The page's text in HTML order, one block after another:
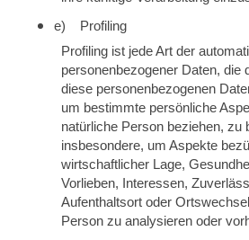
e) Profiling
Profiling ist jede Art der
personenbezogener Daten, die
diese personenbezogenen
um bestimmte persönliche
natürliche Person beziehen, zu
insbesondere, um Aspekte
wirtschaftlicher Lage,
Vorlieben, Interessen,
Aufenthaltsort oder
Person zu analysieren oder